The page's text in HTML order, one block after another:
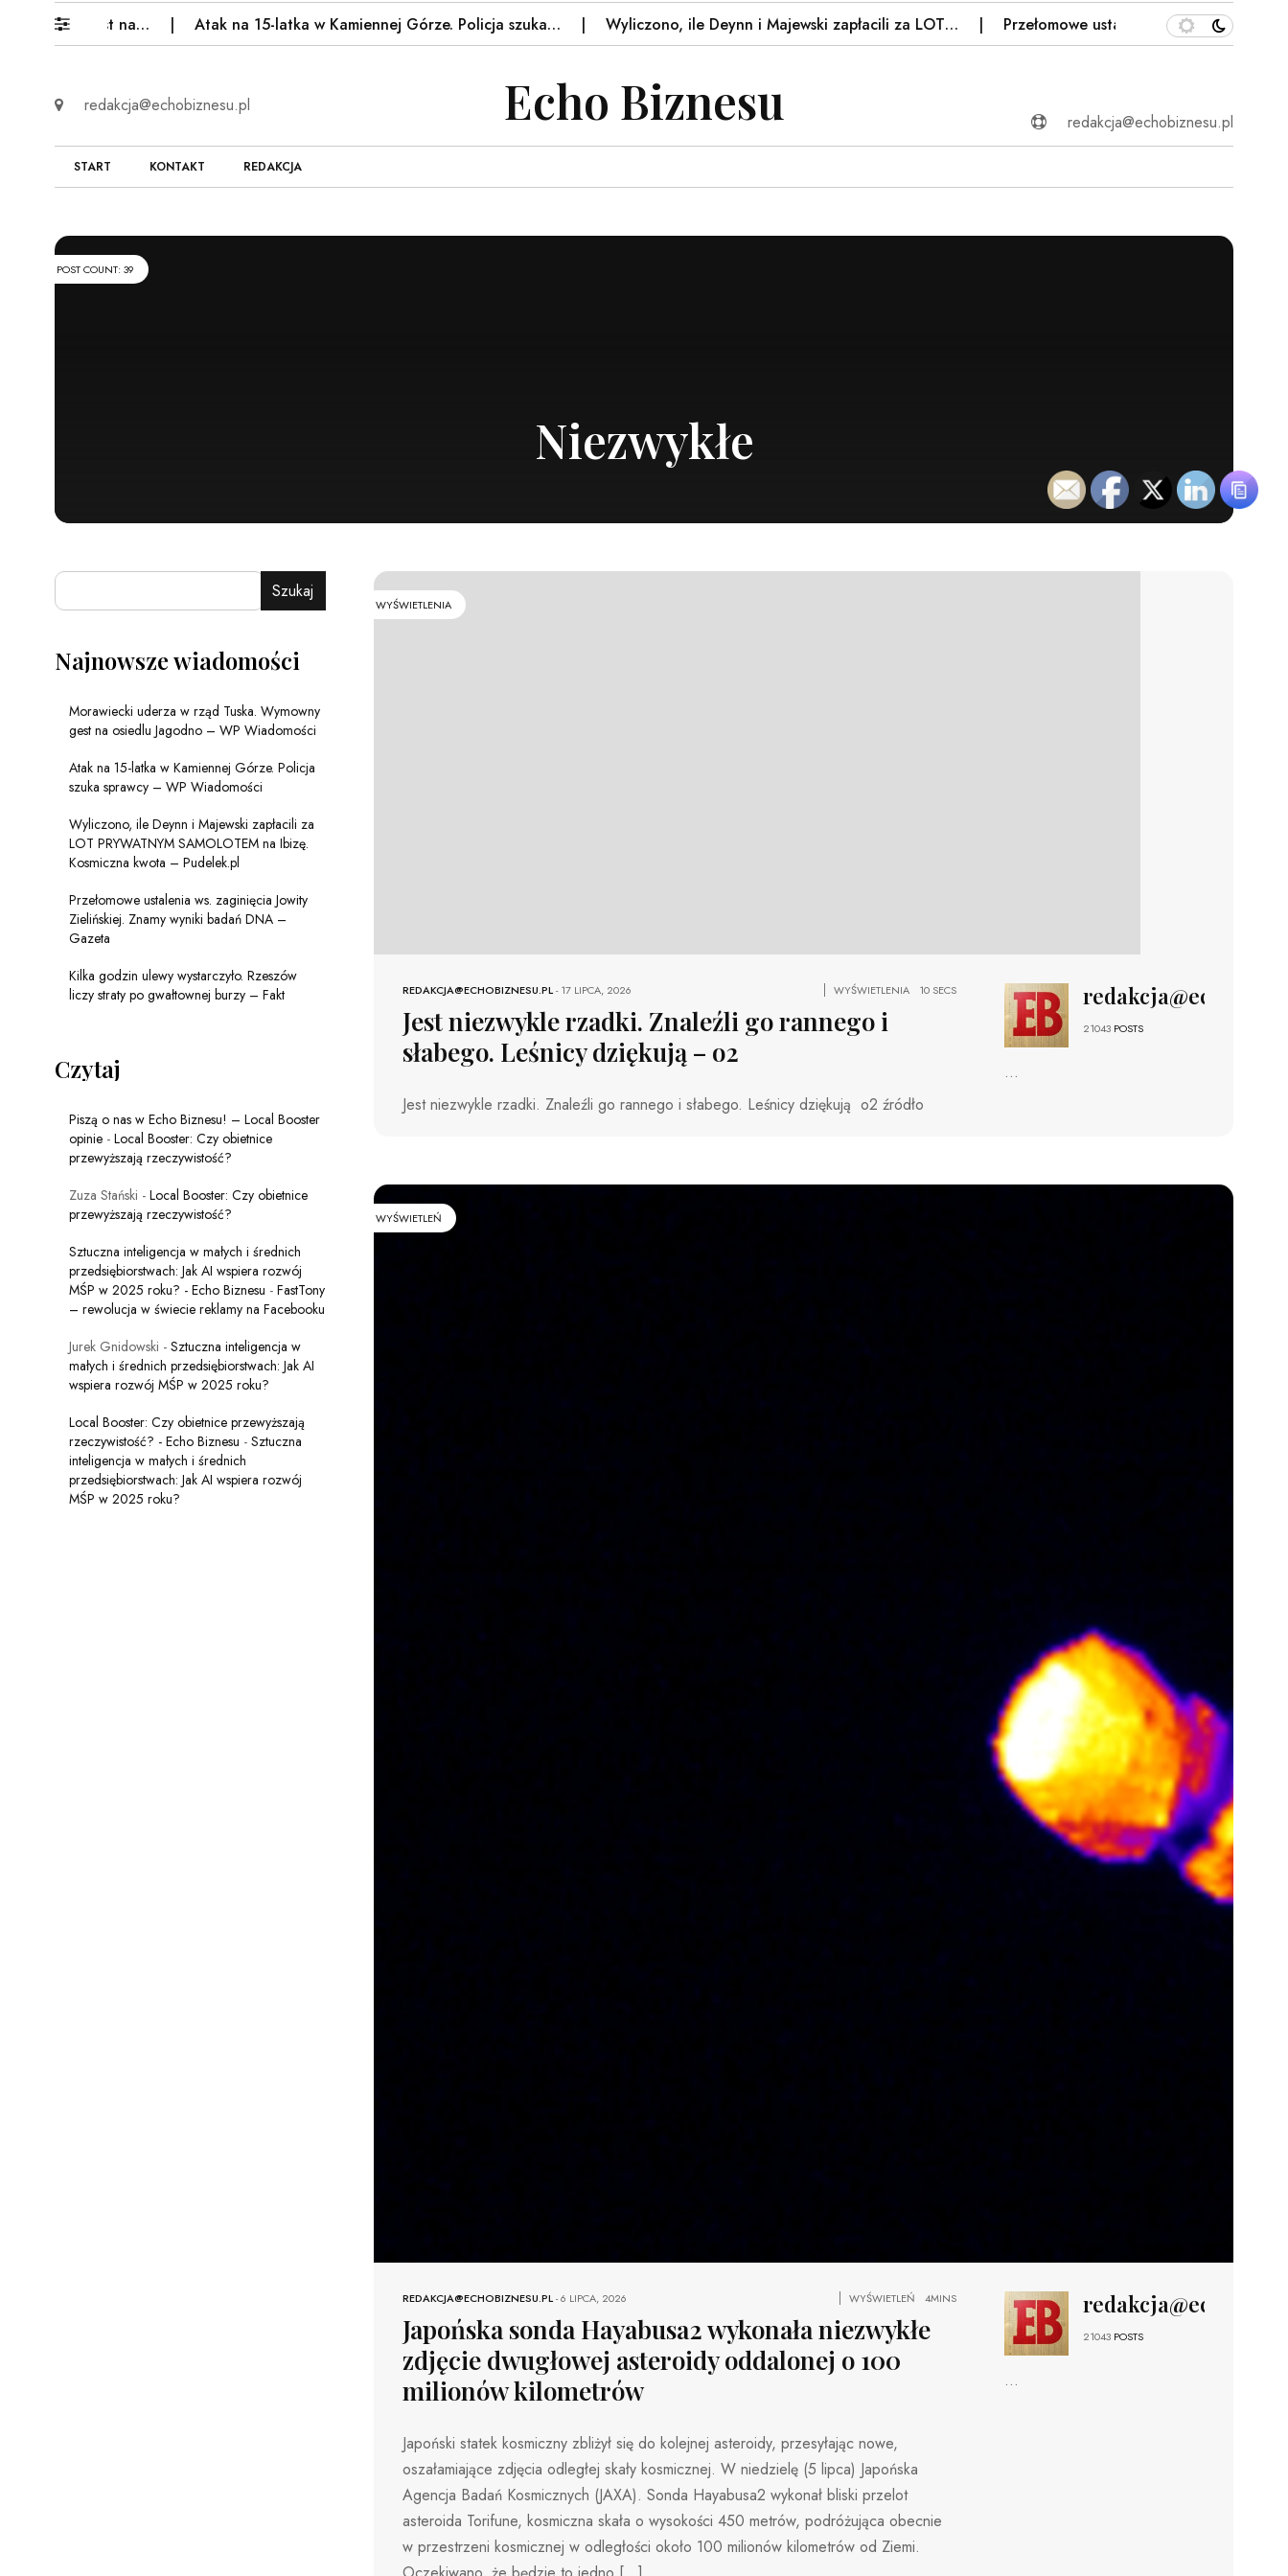
gest na… Atak na 15-latka w Kamiennej Górze. Policja szuka… Wyliczono, ile Deynn i Majewski zapłacili za LOT… Przełomowe ustalenia ws. zaginięcia Jowity
redakcja@echobiznesu.pl Echo Biznesu redakcja@echobiznesu.pl
START KONTAKT REDAKCJA
POST COUNT: 39
Niezwykłe
WYŚWIETLENIA
REDAKCJA@ECHOBIZNESU.PL -17 LIPCA, 2026 WYŚWIETLENIA 10 SECS
Jest niezwykle rzadki. Znaleźli go rannego i
słabego. Leśnicy dziękują – o2
Jest niezwykle rzadki. Znaleźli go rannego i słabego. Leśnicy dziękują o2 źródło
21043 POSTS
...
WYŚWIETLEŃ
REDAKCJA@ECHOBIZNESU.PL -6 LIPCA, 2026 WYŚWIETLEŃ 4MINS
Japońska sonda Hayabusa2 wykonała niezwykłe
zdjęcie dwugłowej asteroidy oddalonej o 100
milionów kilometrów
Japoński statek kosmiczny zbliżył się do kolejnej asteroidy, przesyłając nowe,
oszałamiające zdjęcia odległej skały kosmicznej. W niedzielę (5 lipca) Japońska
Agencja Badań Kosmicznych (JAXA). Sonda Hayabusa2 wykonał bliski przelot
asteroida Torifune, kosmiczna skała o wysokości 450 metrów, podróżująca obecnie
w przestrzeni kosmicznej w odległości około 100 milionów kilometrów od Ziemi.
21043 POSTS
...
Szukaj
Najnowsze wiadomości
Morawiecki uderza w rząd Tuska. Wymowny
gest na osiedlu Jagodno – WP Wiadomości
Atak na 15-latka w Kamiennej Górze. Policja
szuka sprawcy – WP Wiadomości
Wyliczono, ile Deynn i Majewski zapłacili za
LOT PRYWATNYM SAMOLOTEM na Ibizę.
Kosmiczna kwota – Pudelek.pl
Przełomowe ustalenia ws. zaginięcia Jowity
Zielińskiej. Znamy wyniki badań DNA –
Gazeta
Kilka godzin ulewy wystarczyło. Rzeszów
liczy straty po gwałtownej burzy – Fakt
Czytaj
Piszą o nas w Echo Biznesu! – Local Booster
opinie - Local Booster: Czy obietnice
przewyższają rzeczywistość?
Zuza Stański - Local Booster: Czy obietnice
przewyższają rzeczywistość?
Sztuczna inteligencja w małych i średnich
przedsiębiorstwach: Jak AI wspiera rozwój
MŚP w 2025 roku? - Echo Biznesu - FastTony
– rewolucja w świecie reklamy na Facebooku
Jurek Gnidowski - Sztuczna inteligencja w
małych i średnich przedsiębiorstwach: Jak AI
wspiera rozwój MŚP w 2025 roku?
Local Booster: Czy obietnice przewyższają
rzeczywistość? - Echo Biznesu - Sztuczna
inteligencja w małych i średnich
przedsiębiorstwach: Jak AI wspiera rozwój
MŚP w 2025 roku?